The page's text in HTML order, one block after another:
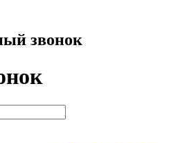
звонок